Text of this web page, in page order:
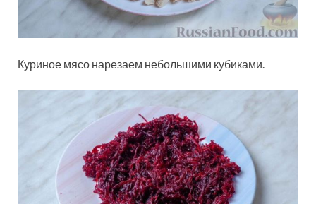
Куриное мясо нарезаем небольшими кубиками.